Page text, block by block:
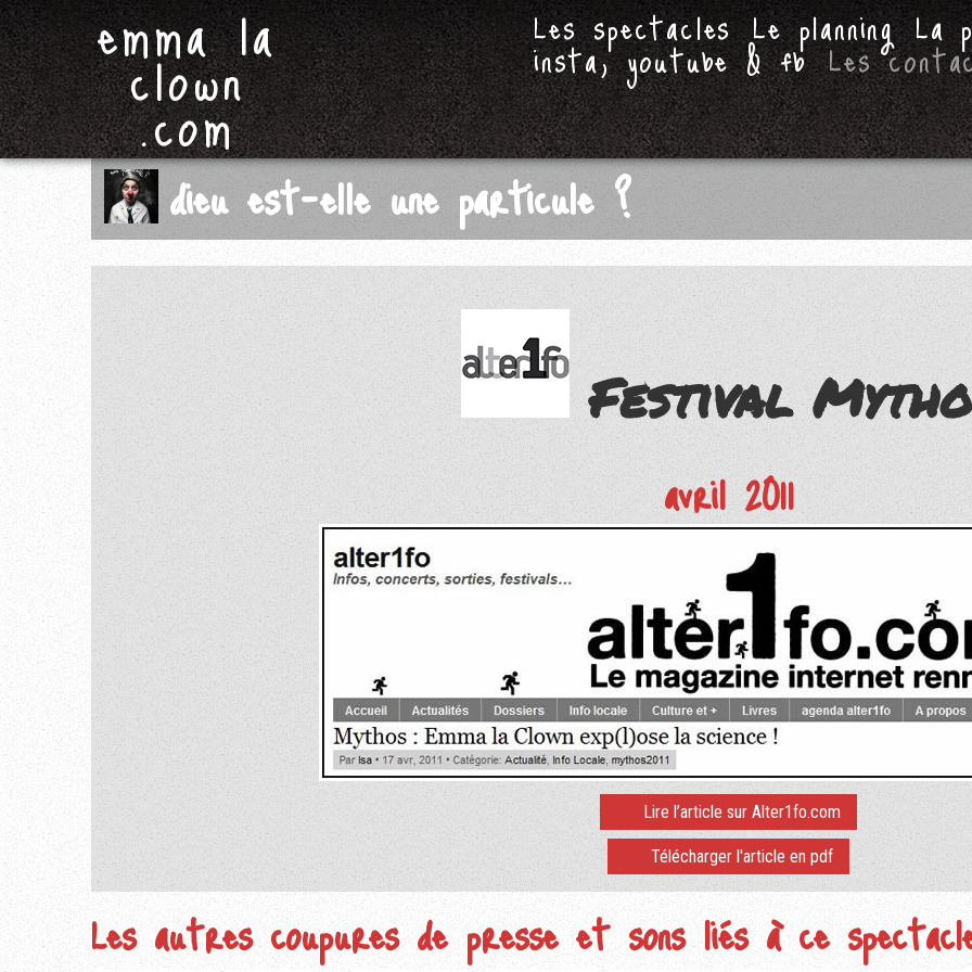
emma la
clown
.com
Les spectacles Le planning La
insta, youtube & fb Les
dieu est-elle une particule ?
Festival
avril 2011
Lire l’article sur Alter1fo.com
Télécharger l'article en pdf
Les autres coupures de presse et sons liés à ce